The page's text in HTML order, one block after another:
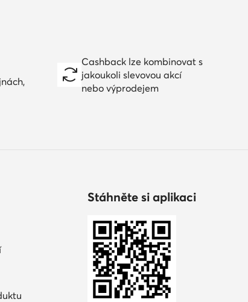
Cashback lze kombinovat s
jakoukoli slevovou akcí
nebo výprodejem
Stáhněte si aplikaci